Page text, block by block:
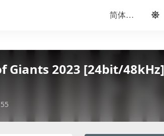
Giants 2023 [24bit/
55